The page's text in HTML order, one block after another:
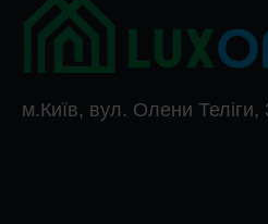
м.Київ, вул. Олени Теліги,